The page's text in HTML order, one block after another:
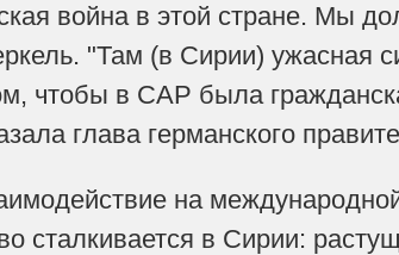
война в этой стране. Мы
"Там (в Сирии) ужасная
чтобы в САР была
глава германского
на
сталкивается в Сирии: